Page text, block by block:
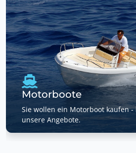
Motorboote
Sie wollen ein Motorboot kaufen
unsere Angebote.